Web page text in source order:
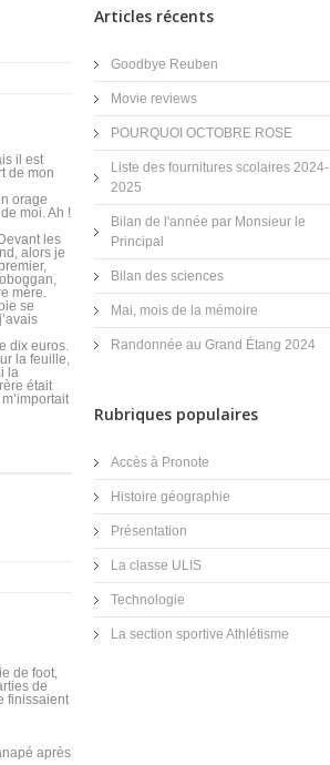
il est
de mon
orage
moi. Ah !
les
alors je
mère.
se
dix euros.
la feuille,
la
était
de foot,
de
finissaient
après
Articles récents
Goodbye Reuben
Movie reviews
POURQUOI OCTOBRE ROSE
Liste des fournitures scolaires 2024-
2025
Bilan de l'année par Monsieur le
Principal
Bilan des sciences
Mai, mois de la mémoire
Randonnée au Grand Étang 2024
Rubriques populaires
Accès à Pronote
Histoire géographie
Présentation
La classe ULIS
Technologie
La section sportive Athlétisme